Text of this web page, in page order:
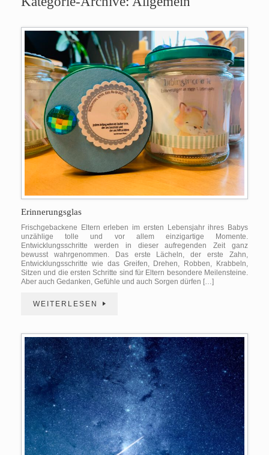
Erinnerungsglas
Frischgebackene Eltern erleben im ersten Lebensjahr ihres Babys
unzählige tolle und vor allem einzigartige Momente.
Entwicklungsschritte werden in dieser aufregenden Zeit ganz
bewusst wahrgenommen. Das erste Lächeln, der erste Zahn,
Entwicklungsschritte wie das Greifen, Drehen, Robben, Krabbeln,
Sitzen und die ersten Schritte sind für Eltern besondere Meilensteine.
Aber auch Gedanken, Gefühle und auch Sorgen dürfen […]
WEITERLESEN